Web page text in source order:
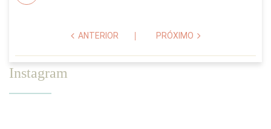
ANTERIOR PRÓXIMO
Instagram